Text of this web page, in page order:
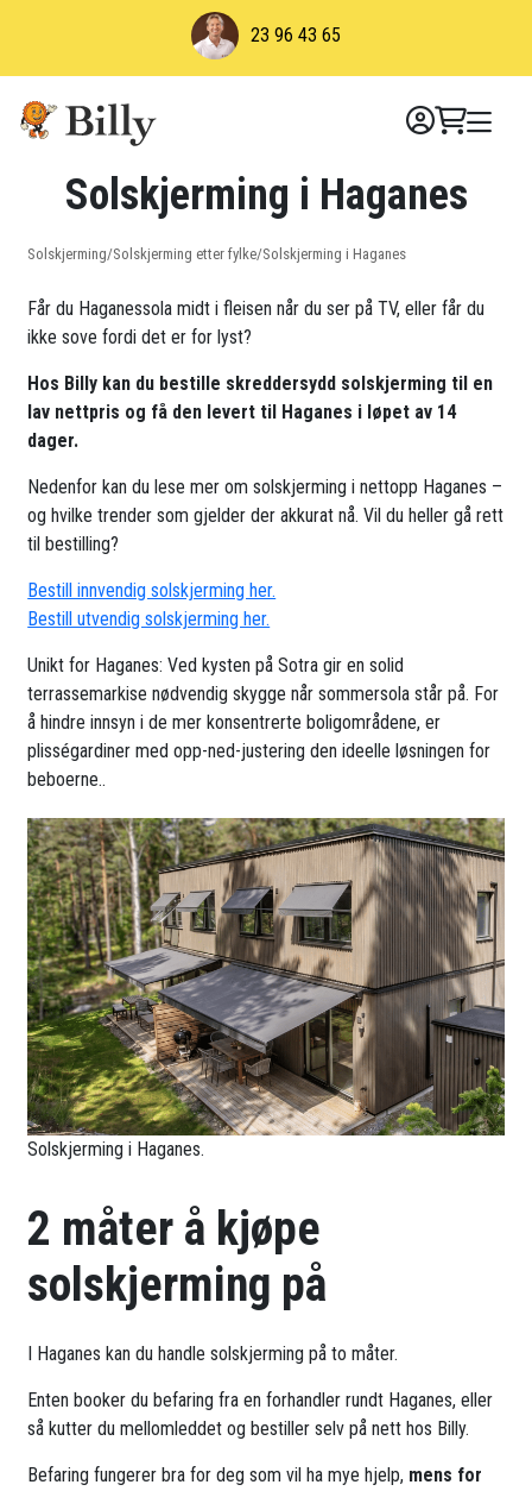
23 96 43 65
Solskjerming i Haganes
Solskjerming/Solskjerming etter fylke/Solskjerming i Haganes
Får du Haganessola midt i fleisen når du ser på TV, eller får du
ikke sove fordi det er for lyst?
Hos Billy kan du bestille skreddersydd solskjerming til en
lav nettpris og få den levert til Haganes i løpet av 14
dager.
Nedenfor kan du lese mer om solskjerming i nettopp Haganes –
og hvilke trender som gjelder der akkurat nå. Vil du heller gå rett
til bestilling?
Bestill innvendig solskjerming her.
Bestill utvendig solskjerming her.
Unikt for Haganes: Ved kysten på Sotra gir en solid
terrassemarkise nødvendig skygge når sommersola står på. For
å hindre innsyn i de mer konsentrerte boligområdene, er
plisségardiner med opp-ned-justering den ideelle løsningen for
beboerne..
Solskjerming i Haganes.
2 måter å kjøpe
solskjerming på
I Haganes kan du handle solskjerming på to måter.
Enten booker du befaring fra en forhandler rundt Haganes, eller
så kutter du mellomleddet og bestiller selv på nett hos Billy.
Befaring fungerer bra for deg som vil ha mye hjelp, mens for